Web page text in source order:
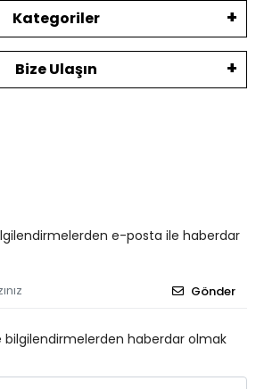
Kategoriler
Bize Ulaşın
e-posta ile haberdar
Gönder
bilgilendirmelerden haberdar olmak